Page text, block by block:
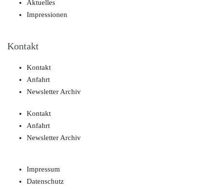
Aktuelles
Impressionen
Kontakt
Kontakt
Anfahrt
Newsletter Archiv
Kontakt
Anfahrt
Newsletter Archiv
Impressum
Datenschutz